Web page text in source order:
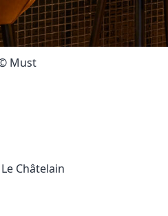
Must
Le Châtelain